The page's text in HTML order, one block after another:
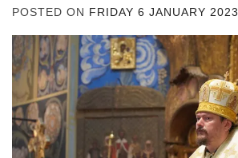
POSTED ON FRIDAY 6 JANUARY 2023